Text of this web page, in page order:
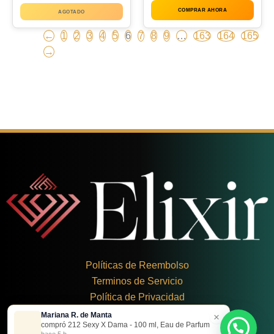
AGOTADO COMPRAR AHORA
← 1 2 3 4 5 6 7 8 9 … 163 164
165
→
Políticas de Reembolso
Terminos de Servicio
Política de Privacidad
+57 324 248 8379
Mariana R. de Manta
compró 212 Sexy X Dama - 100 ml, Eau de Parfum
×